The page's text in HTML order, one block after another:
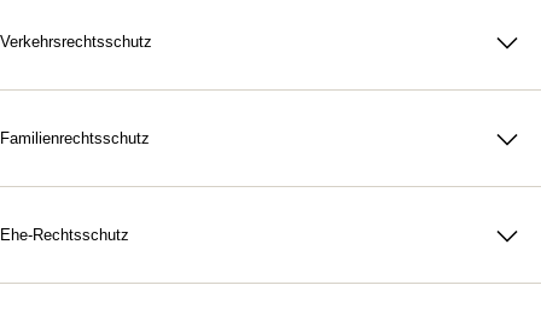
Verkehrsrechtsschutz
Verkehrsrechtsschutz dafür, dass Sie zu Ihrem Recht kommen.
Jetzt konfigurieren Beraten lassen
Familienrechtsschutz
dem Leben gelassen gegenüber. Denn durch unsere flexiblen
ausfallen soll.
Ehe-Rechtsschutz